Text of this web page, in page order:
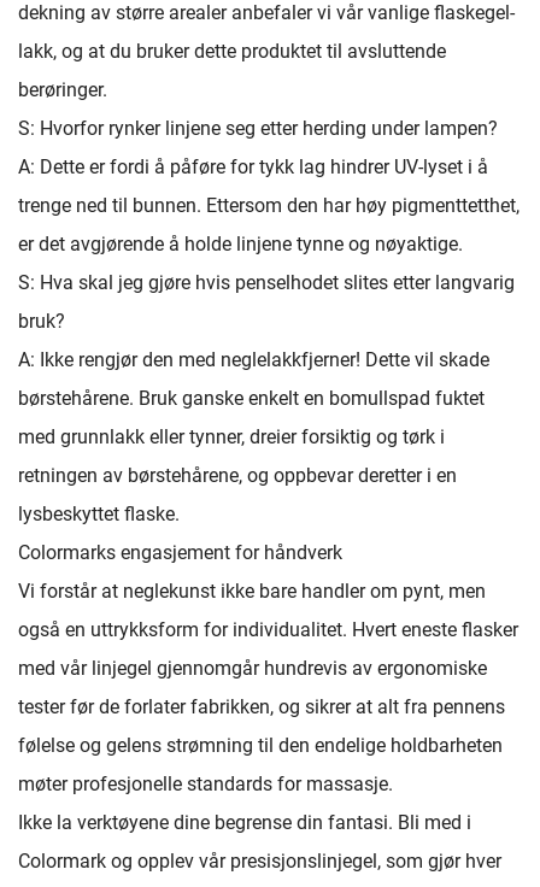
dekning av større arealer anbefaler vi vår vanlige flaskegel-
lakk, og at du bruker dette produktet til avsluttende
berøringer.
S: Hvorfor rynker linjene seg etter herding under lampen?
A: Dette er fordi å påføre for tykk lag hindrer UV-lyset i å
trenge ned til bunnen. Ettersom den har høy pigmenttetthet,
er det avgjørende å holde linjene tynne og nøyaktige.
S: Hva skal jeg gjøre hvis penselhodet slites etter langvarig
bruk?
A: Ikke rengjør den med neglelakkfjerner! Dette vil skade
børstehårene. Bruk ganske enkelt en bomullspad fuktet
med grunnlakk eller tynner, dreier forsiktig og tørk i
retningen av børstehårene, og oppbevar deretter i en
lysbeskyttet flaske.
Colormarks engasjement for håndverk
Vi forstår at neglekunst ikke bare handler om pynt, men
også en uttrykksform for individualitet. Hvert eneste flasker
med vår linjegel gjennomgår hundrevis av ergonomiske
tester før de forlater fabrikken, og sikrer at alt fra pennens
følelse og gelens strømning til den endelige holdbarheten
møter profesjonelle standards for massasje.
Ikke la verktøyene dine begrense din fantasi. Bli med i
Colormark og opplev vår presisjonslinjegel, som gjør hver